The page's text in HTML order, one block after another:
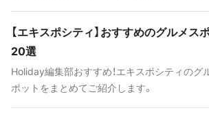
ィ内やその周辺でタピオカを楽しめるスポッ
ックアップしてみました。
【エキスポシティ】おすすめのグルメス
20選
Holiday編集部おすすめ！エキスポシティのグ
ポットをまとめてご紹介します。